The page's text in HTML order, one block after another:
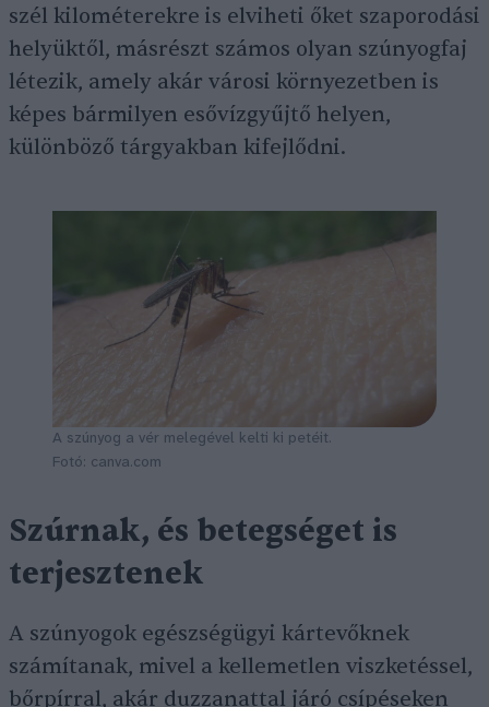
szél kilométerekre is elviheti őket szaporodási
helyüktől, másrészt számos olyan szúnyogfaj
létezik, amely akár városi környezetben is
képes bármilyen esővízgyűjtő helyen,
különböző tárgyakban kifejlődni.
A szúnyog a vér melegével kelti ki petéit.
Fotó: canva.com
Szúrnak, és betegséget is
terjesztenek
A szúnyogok egészségügyi kártevőknek
számítanak, mivel a kellemetlen viszketéssel,
bőrpírral, akár duzzanattal járó csípéseken